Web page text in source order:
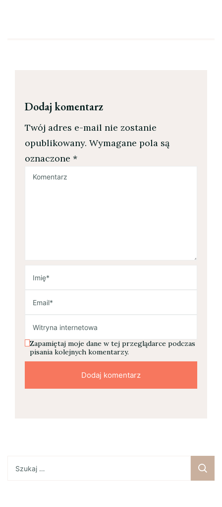
Dodaj komentarz
Twój adres e-mail nie zostanie
opublikowany. Wymagane pola są
oznaczone *
Zapamiętaj moje dane w tej przeglądarce podczas
pisania kolejnych komentarzy.